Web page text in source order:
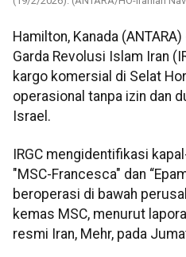
Hamilton, Kanada
Garda Revolusi Islam Iran
kargo komersial di Selat
operasional tanpa izin dan
Israel.
IRGC mengidentifikasi
"MSC-Francesca" dan
beroperasi di bawah
kemas MSC, menurut
resmi Iran, Mehr, pada